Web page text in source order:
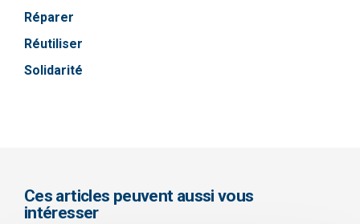
Réparer
Réutiliser
Solidarité
Ces articles peuvent aussi vous
intéresser